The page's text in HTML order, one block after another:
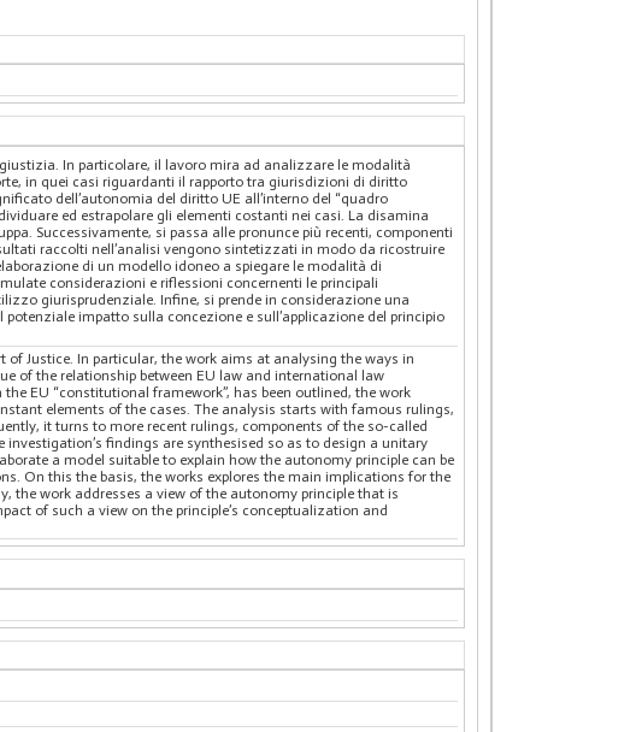
In particolare, il lavoro mira ad analizzare le modalità
in quei casi riguardanti il rapporto tra giurisdizioni di diritto
dell’autonomia del diritto UE all’interno del “quadro
ed estrapolare gli elementi costanti nei casi. La disamina
Successivamente, si passa alle pronunce più recenti, componenti
raccolti nell’analisi vengono sintetizzati in modo da ricostruire
di un modello idoneo a spiegare le modalità di
considerazioni e riflessioni concernenti le principali
giurisprudenziale. Infine, si prende in considerazione una
impatto sulla concezione e sull’applicazione del principio
Justice. In particular, the work aims at analysing the ways in
of the relationship between EU law and international law
EU “constitutional framework”, has been outlined, the work
elements of the cases. The analysis starts with famous rulings,
it turns to more recent rulings, components of the so-called
findings are synthesised so as to design a unitary
a model suitable to explain how the autonomy principle can be
On this the basis, the works explores the main implications for the
the work addresses a view of the autonomy principle that is
of such a view on the principle’s conceptualization and